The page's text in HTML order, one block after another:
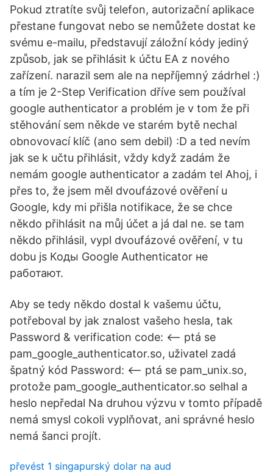
Pokud ztratíte svůj telefon, autorizační aplikace
přestane fungovat nebo se nemůžete dostat ke
svému e-mailu, představují záložní kódy jediný
způsob, jak se přihlásit k účtu EA z nového
zařízení. narazil sem ale na nepříjemný zádrhel :)
a tím je 2-Step Verification dříve sem používal
google authenticator a problém je v tom že při
stěhování sem někde ve starém bytě nechal
obnovovací klíč (ano sem debil) :D a ted nevím
jak se k učtu přihlásit, vždy když zadám že
nemám google authenticator a zadám tel Ahoj, i
přes to, že jsem měl dvoufázové ověření u
Google, kdy mi přišla notifikace, že se chce
někdo přihlásit na můj účet a já dal ne. se tam
někdo přihlásil, vypl dvoufázové ověření, v tu
dobu js Коды Google Authenticator не
работают.
Aby se tedy někdo dostal k vašemu účtu,
potřeboval by jak znalost vašeho hesla, tak
Password & verification code: <-- ptá se
pam_google_authenticator.so, uživatel zadá
špatný kód Password: <-- ptá se pam_unix.so,
protože pam_google_authenticator.so selhal a
heslo nepředal Na druhou výzvu v tomto případě
nemá smysl cokoli vyplňovat, ani správné heslo
nemá šanci projít.
převést 1 singapurský dolar na aud